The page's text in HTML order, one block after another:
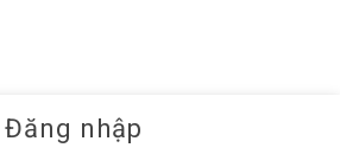
Đăng nhập